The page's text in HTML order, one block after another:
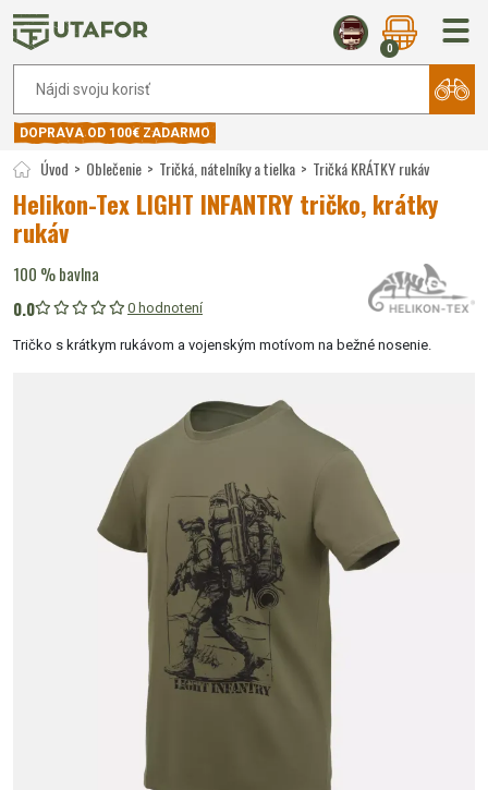
0
DOPRAVA OD 100€ ZADARMO
Úvod Oblečenie Tričká, nátelníky a tielka Tričká KRÁTKY rukáv
Helikon-Tex LIGHT INFANTRY tričko, krátky
rukáv
100 % bavlna
0.0
0 hodnotení
Tričko s krátkym rukávom a vojenským motívom na bežné nosenie.